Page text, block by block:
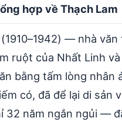
hợp về Thạch Lam
(1910–1942) — nhà văn
ruột của Nhất Linh
bằng tấm lòng nhân
có, đã để lại di sản
32 năm ngắn ngủi —